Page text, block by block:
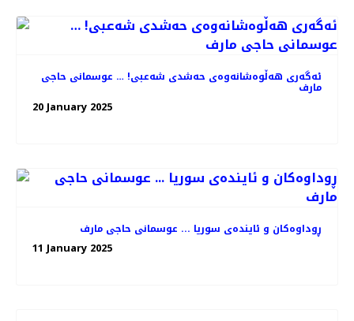
ئەگەری هەڵوەشانەوەی حەشدی شەعبی! … عوسمانی حاجی
مارف
20 January 2025
ڕوداوەکان و ئایندەی سوریا ... عوسمانی حاجی مارف
11 January 2025